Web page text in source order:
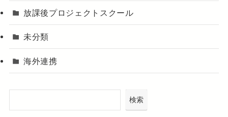
放課後プロジェクトスクール
未分類
海外連携
検索